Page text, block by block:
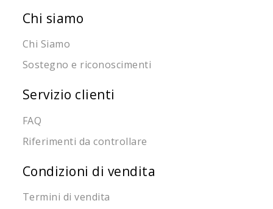
Chi siamo
Chi Siamo
Sostegno e riconoscimenti
Servizio clienti
FAQ
Riferimenti da controllare
Condizioni di vendita
Termini di vendita